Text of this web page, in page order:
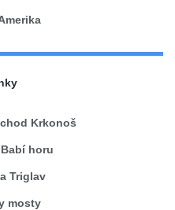
Krkonoš
horu
Triglav
mosty